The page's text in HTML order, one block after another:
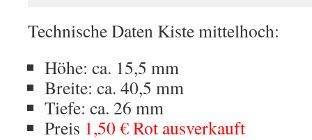
Technische Daten Kiste mittelhoch:
Höhe: ca. 15,5 mm
Breite: ca. 40,5 mm
Tiefe: ca. 26 mm
Preis 1,50 € Rot ausverkauft